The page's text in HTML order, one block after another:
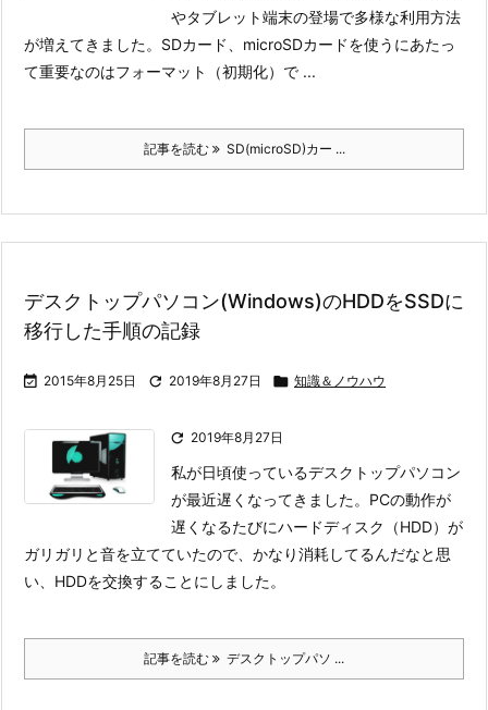
やタブレット端末の登場で多様な利用方法
が増えてきました。 SDカード、microSDカードを使うにあたっ
て重要なのはフォーマット（初期化）で ...
記事を読む SD(microSD)カー ...
デスクトップパソコン(Windows)のHDDをSSDに
移行した手順の記録
 2015年8月25日  2019年8月27日  知識＆ノウハウ
 2019年8月27日
私が日頃使っているデスクトップパソコン
が最近遅くなってきました。 PCの動作が
遅くなるたびにハードディスク（HDD）が
ガリガリと音を立てていたので、かなり消耗してるんだなと思
い、HDDを交換することにしました。
記事を読む デスクトップパソ ...